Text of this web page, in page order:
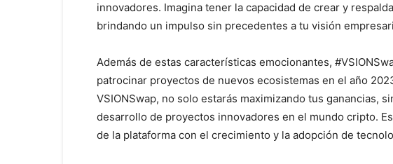
innovadores. Imagina tener la capacidad de crear y
brindando un impulso sin precedentes a tu visión
Además de estas características emocionantes,
patrocinar proyectos de nuevos ecosistemas en el año
VSIONSwap, no solo estarás maximizando tus ganancias,
desarrollo de proyectos innovadores en el mundo cripto.
de la plataforma con el crecimiento y la adopción de